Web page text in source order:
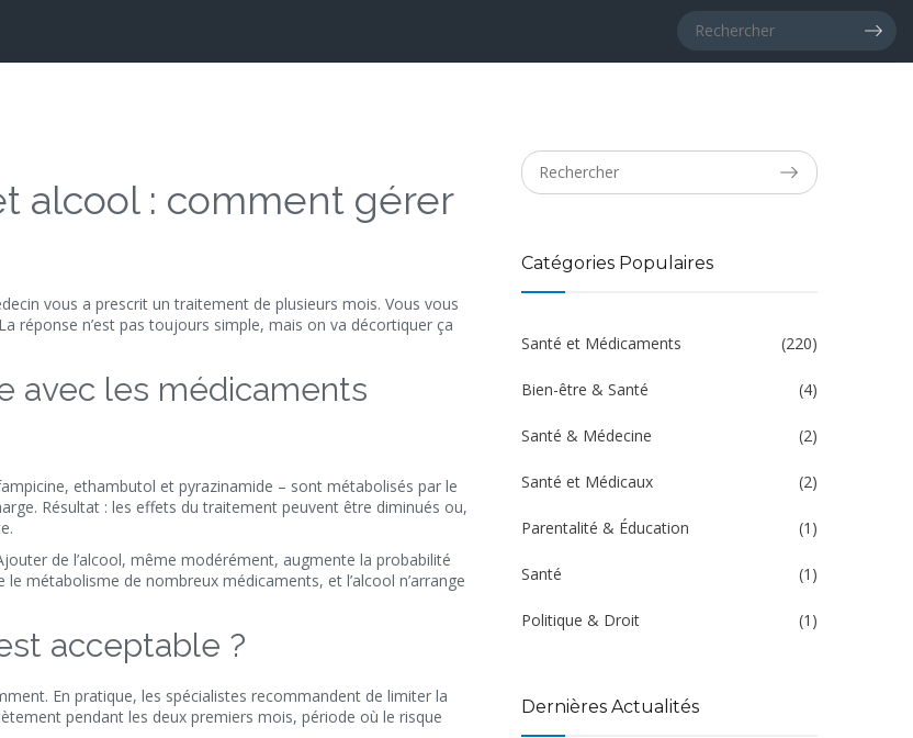
alcool : comment gérer
vous a prescrit un traitement de plusieurs mois. Vous vous
réponse n’est pas toujours simple, mais on va décortiquer ça
avec les médicaments
ethambutol et pyrazinamide – sont métabolisés par le
Résultat : les effets du traitement peuvent être diminués ou,
de l’alcool, même modérément, augmente la probabilité
métabolisme de nombreux médicaments, et l’alcool n’arrange
acceptable ?
En pratique, les spécialistes recommandent de limiter la
pendant les deux premiers mois, période où le risque
Catégories Populaires
Santé et Médicaments (220)
Bien-être & Santé (4)
Santé & Médecine (2)
Santé et Médicaux (2)
Parentalité & Éducation (1)
Santé (1)
Politique & Droit (1)
Dernières Actualités